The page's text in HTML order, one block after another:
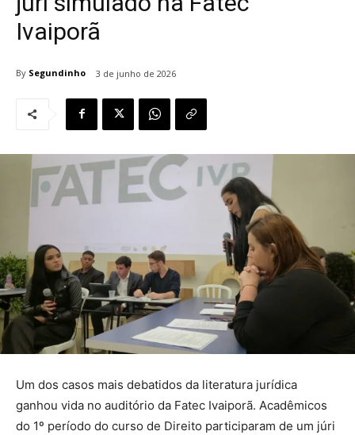
Ivaiporã
By Segundinho 3 de junho de 2026
Um dos casos mais debatidos da literatura jurídica
ganhou vida no auditório da Fatec Ivaiporã. Acadêmicos
do 1º período do curso de Direito participaram de um júri